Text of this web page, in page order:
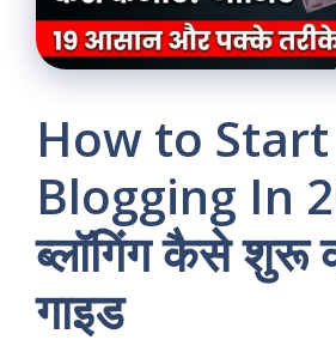
How to Start
Blogging In
ब्लॉगिंग कैसे शुरू
गाइड